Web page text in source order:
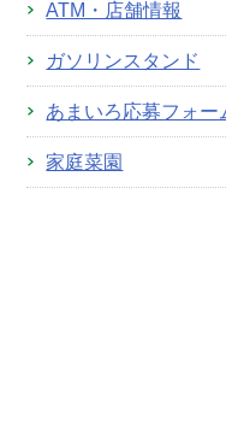
ATM・店舗情報
ガソリンスタンド
あまいろ応募フォー
家庭菜園